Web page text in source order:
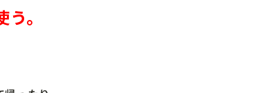
。